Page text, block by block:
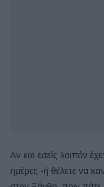
Αν και εσείς λοιπόν
ημέρες -ή θέλετε να